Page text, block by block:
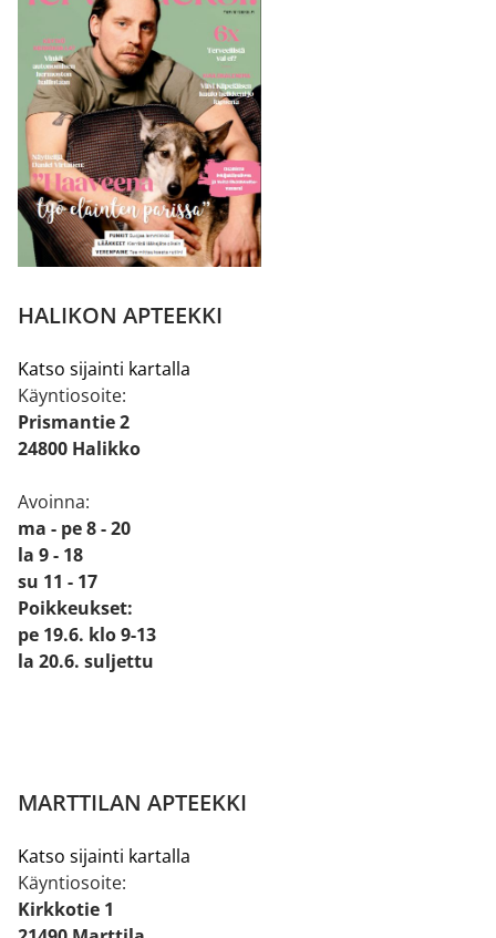
HALIKON APTEEKKI
Katso sijainti kartalla
Käyntiosoite:
Prismantie 2
24800 Halikko
Avoinna:
ma - pe 8 - 20
la 9 - 18
su 11 - 17
Poikkeukset:
pe 19.6. klo 9-13
la 20.6. suljettu
MARTTILAN APTEEKKI
Katso sijainti kartalla
Käyntiosoite:
Kirkkotie 1